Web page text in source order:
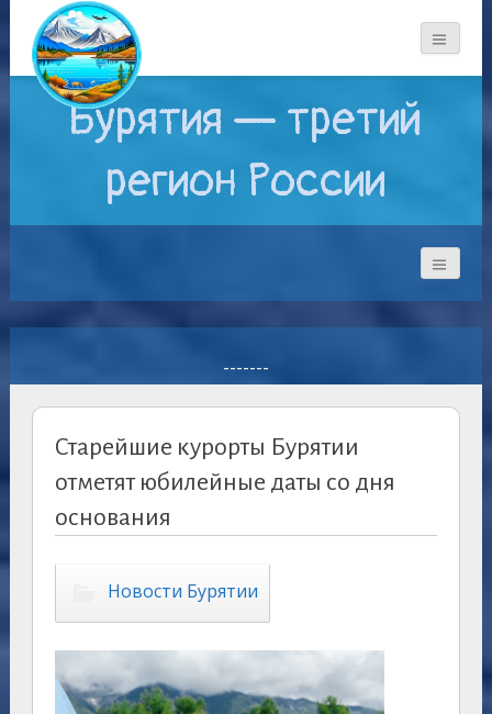
Бурятия — третий
регион России
-------
Старейшие курорты Бурятии
отметят юбилейные даты со дня
основания
Новости Бурятии